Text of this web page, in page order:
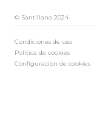
© Santillana 2024
Condiciones de uso
Política de cookies
Configuración de cookies